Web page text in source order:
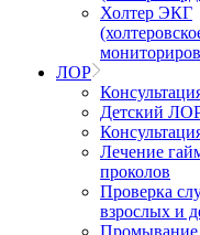
Холтер ЭКГ
ЛОР
Детский
Лечение
проколов
Проверка
взрослых и
Промывание